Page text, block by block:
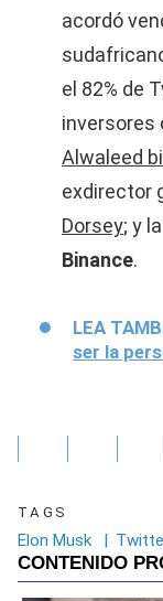
acordó
el 82% de
inversores
Alwaleed
exdirector
Dorsey; y
Binance.
LEA
ser la
TAGS
Elon Musk |